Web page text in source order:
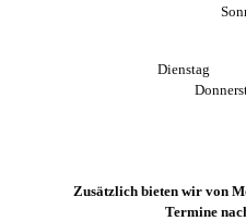
Zusätzlich bieten wir von
Termine